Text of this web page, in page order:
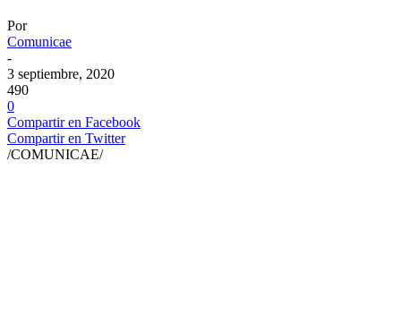
Por
Comunicae
-
3 septiembre, 2020
490
0
Compartir en Facebook
Compartir en Twitter
/COMUNICAE/